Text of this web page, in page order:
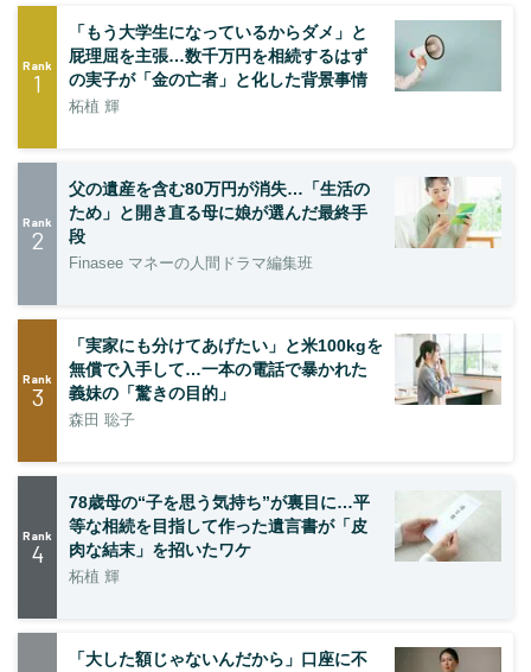
Rank
1
「もう大学生になっているからダメ」と
屁理屈を主張…数千万円を相続するはず
の実子が「金の亡者」と化した背景事情
柘植 輝
Rank
2
父の遺産を含む80万円が消失…「生活の
ため」と開き直る母に娘が選んだ最終手
段
Finasee マネーの人間ドラマ編集班
Rank
3
「実家にも分けてあげたい」と米100kgを
無償で入手して…一本の電話で暴かれた
義妹の「驚きの目的」
森田 聡子
Rank
4
78歳母の“子を思う気持ち”が裏目に…平
等な相続を目指して作った遺言書が「皮
肉な結末」を招いたワケ
柘植 輝
「大した額じゃないんだから」口座に不